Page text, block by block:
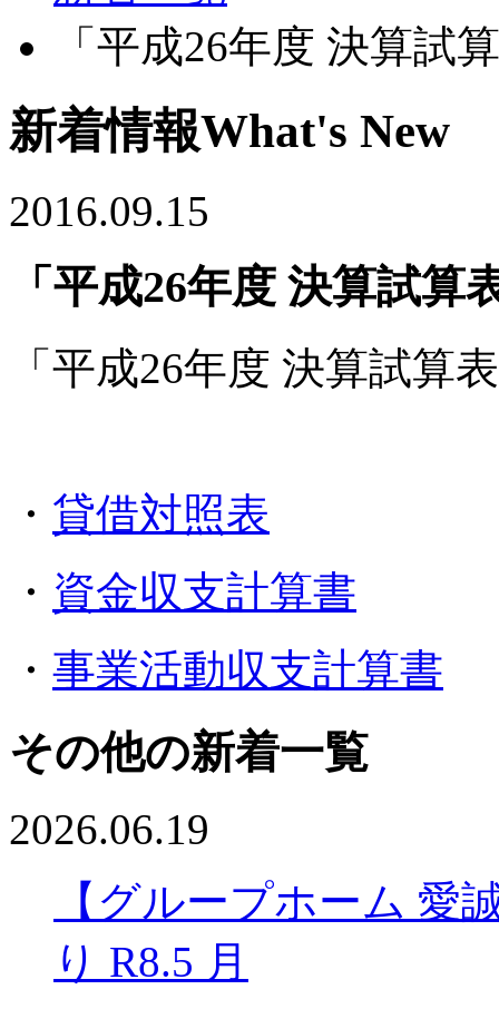
「平成26年度 決算試
新着情報What's New
2016.09.15
「平成26年度 決算試
「平成26年度 決算試算
・ 貸借対照表
・ 資金収支計算書
・ 事業活動収支計算書
その他の新着一覧
2026.06.19
【グループホーム 愛
り R8.5 月